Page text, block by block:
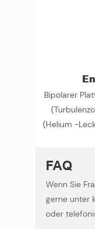
Bipolarer
(Helium -
FAQ
Wenn Sie
gerne unter
oder